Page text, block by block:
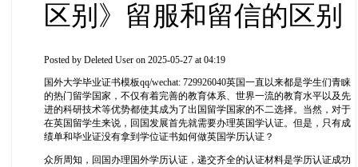
区别》留服和留信的区别
Posted byDeleted User on 2025-05-27 at 04:19
国外大学毕业证书模板qq/wechat: 729926040英国一直以来都是学生们青睐
的热门留学国家，不仅有着完善的教育体系、世界一流的教育水平以及先
进的科研技术等优势都使其成为了出国留学国家的不二选择。当然，对于
在英国留学生来说，回国发展首先就需要办理英国学认证。但是，只有成
绩单和毕业证没有拿到学位证书如何做英国学历认证？
众所周知，回国办理国外学历认证，递交齐全的认证材料是学历认证成功